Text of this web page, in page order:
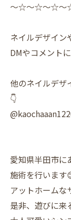
〜☆〜☆〜☆
ネイルデザイン
DMやコメント
他のネイルデザ
👇
愛知県半田市に
施術を行います
アットホーム
是非、遊びに来